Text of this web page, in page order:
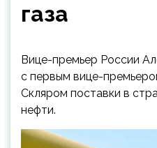
газа
Вице-премьер России
с первым вице-
Скляром поставки в
нефти.